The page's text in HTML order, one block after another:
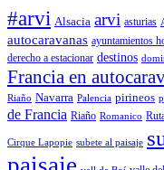
#arvi Alsacia arvi asturias
autocaravanas ayuntamientos
derecho a estacionar destinos
Francia en
Riaño Navarra Palencia pirineos
de Francia Riaño Romanico
Cirque Lapopie subete al paisaje